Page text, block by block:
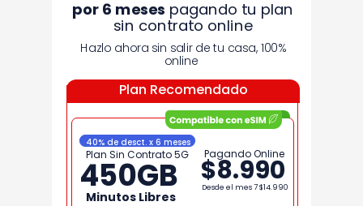
por 6 meses pagando tu plan
sin contrato online
Hazlo ahora sin salir de tu casa, 100%
online
Plan Recomendado
450GB
Minutos Libres
$8.990
Plan Sin Contrato 5G Pagando Online
Desde el mes 7$14.990
40% de desct. x 6 meses